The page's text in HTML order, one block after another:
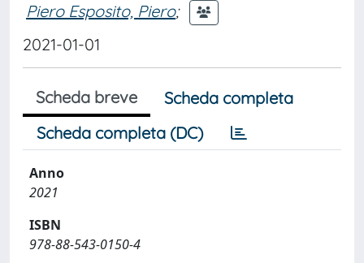
Piero Esposito, Piero;
2021-01-01
Scheda breve
Scheda completa
Scheda completa (DC)
Anno
2021
ISBN
978-88-543-0150-4